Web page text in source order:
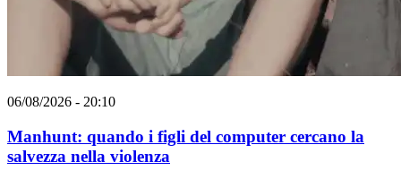
06/08/2026 - 20:10
Manhunt: quando i figli del computer cercano la
salvezza nella violenza